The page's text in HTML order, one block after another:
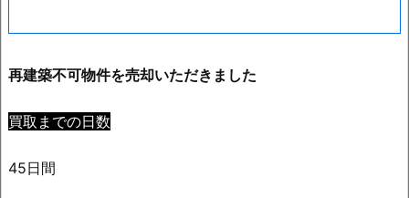
再建築不可物件を売却いただきました
買取までの日数
45日間